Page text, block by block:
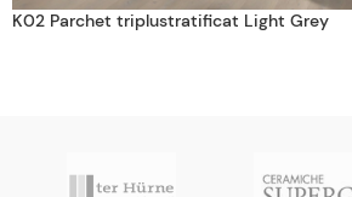
K02 Parchet triplustratificat Light Grey